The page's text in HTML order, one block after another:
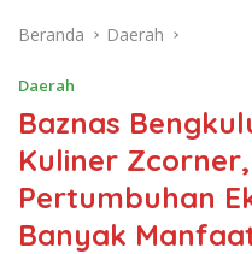
Beranda Daerah
Daerah
Baznas
Kuliner
Pertumbuhan
Banyak